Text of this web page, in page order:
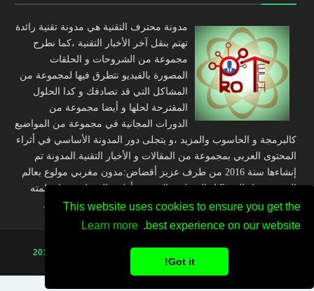
This website uses cookies to ensure you get the
best experience on our website.
Learn more
Got it!
مدونة محترف التقنية هي مدونة تقنية رائدة
تهتم بنقل آخر الأخبار التقنية ،كما نطرح
مجموعة من الشروحات و الحلقات
المصورة بالفيديو نتطرق فيها لمجموعة من
المشاكل التي قد تصادفك و كدا الحلول
المقترحة لحلها و أيضا مجموعة من
الدورات المجانية في مجموعة من المواضيع
كالبرمجة و الحاسوب والمزيد ،و يتجلى دور المدونة الأساسي في أثراء
المحتوى العربي بمجموعة من المقالات و الأخبار التقنية.المدونة تم
إنشاءها سنة 2016 من طرف عزيز أقضاض:مدون مغربي مولوع بعالم
التقنية و حل المشاكل المتعلقة بالتقنية و أطمح إلى تلقين ما تعلمته
إلى الشاب العربي عبر مجموعة من التدوينات و الحلقات التقنية.
جميع الحقوق محفوظة لدى Professional - Tech _ خبير التقنية